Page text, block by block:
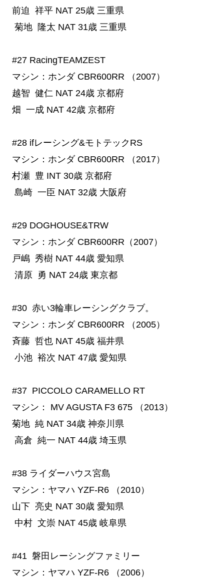
前迫 祥平 NAT 25歳 三重県
菊地 隆太 NAT 31歳 三重県
#27 RacingTEAMZEST
マシン：ホンダ CBR600RR （2007）
越智 健仁 NAT 24歳 京都府
畑 一成 NAT 42歳 京都府
#28 ifレーシング&モトテックRS
マシン：ホンダ CBR600RR （2017）
村瀬 豊 INT 30歳 京都府
島崎 一臣 NAT 32歳 大阪府
#29 DOGHOUSE&TRW
マシン：ホンダ CBR600RR（2007）
戸嶋 秀樹 NAT 44歳 愛知県
清原 勇 NAT 24歳 東京都
#30
  赤い3輪車レーシングクラブ。
マシン：ホンダ CBR600RR （2005）
斉藤 哲也 NAT 45歳 福井県
小池 裕次 NAT 47歳 愛知県
#37
  PICCOLO CARAMELLO RT
マシン： MV AGUSTA F3 675 （2013）
菊地 純 NAT 34歳 神奈川県
高倉 純一 NAT 44歳 埼玉県
#38 ライダーハウス宮島
マシン：ヤマハ YZF-R6 （2010）
山下 亮史 NAT 30歳 愛知県
中村 文崇 NAT 45歳 岐阜県
#41
  磐田レーシングファミリー
マシン：ヤマハ YZF-R6 （2006）